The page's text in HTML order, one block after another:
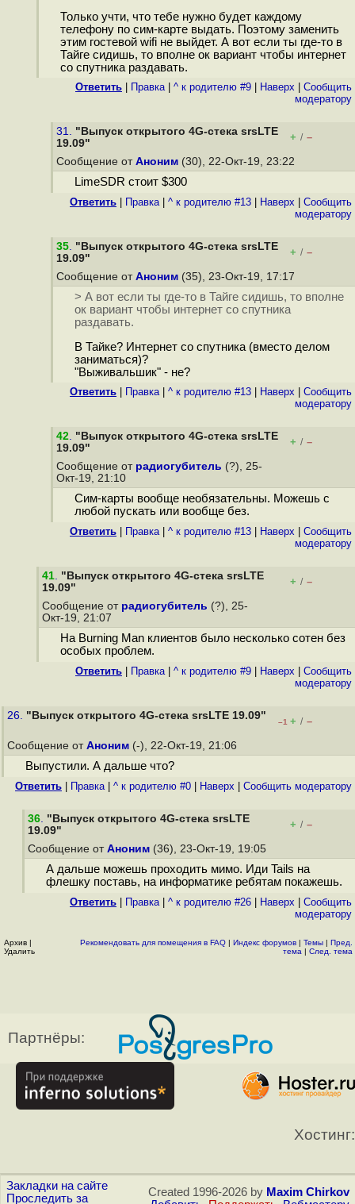
Только учти, что тебе нужно будет каждому
телефону по сим-карте выдать. Поэтому заменить
этим гостевой wifi не выйдет. А вот если ты где-то в
Тайге сидишь, то вполне ок вариант чтобы интернет
со спутника раздавать.
Ответить Правка| ^ к родителю #9 Наверх
Cообщить
модератору
31. "Выпуск открытого 4G-стека srsLTE
19.09"
+ / –
Сообщение от Аноним (30), 22-Окт-19, 23:22
LimeSDR стоит $300
Ответить Правка| ^ к родителю #13 Наверх
Cообщить
модератору
35. "Выпуск открытого 4G-стека srsLTE
19.09"
+ / –
Сообщение от Аноним (35), 23-Окт-19, 17:17
> А вот если ты где-то в Тайге сидишь, то вполне
ок вариант чтобы интернет со спутника
раздавать.
В Тайке? Интернет со спутника (вместо делом
заниматься)?
"Выживальшик" - не?
Ответить Правка| ^ к родителю #13 Наверх
Cообщить
модератору
42. "Выпуск открытого 4G-стека srsLTE
19.09"
+ / –
Сообщение от радиогубитель (?), 25-
Окт-19, 21:10
Сим-карты вообще необязательны. Можешь с
любой пускать или вообще без.
Ответить Правка| ^ к родителю #13 Наверх
Cообщить
модератору
41. "Выпуск открытого 4G-стека srsLTE
19.09"
+ / –
Сообщение от радиогубитель (?), 25-
Окт-19, 21:07
На Burning Man клиентов было несколько сотен без
особых проблем.
Ответить Правка| ^ к родителю #9 Наверх
Cообщить
модератору
26. "Выпуск открытого 4G-стека srsLTE 19.09"
–1 + / –
Сообщение от Аноним (-), 22-Окт-19, 21:06
Выпустили. А дальше что?
Ответить Правка| ^ к родителю #0 Наверх Cообщить модератору
36. "Выпуск открытого 4G-стека srsLTE
19.09"
+ / –
Сообщение от Аноним (36), 23-Окт-19, 19:05
А дальше можешь проходить мимо. Иди Tails на
флешку поставь, на информатике ребятам покажешь.
Ответить Правка| ^ к родителю #26 Наверх
Cообщить
модератору
Архив |
Удалить
Рекомендовать для помещения в FAQ | Индекс форумов | Темы | Пред.
тема | След. тема
Партнёры:
Хостинг:
Закладки на сайте
Проследить за
Created 1996-2026 by Maxim Chirkov